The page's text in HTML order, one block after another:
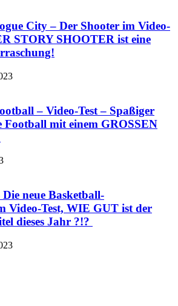
City – Der Shooter im Video-
STORY SHOOTER ist eine
– Video-Test – Spaßiger
Football mit einem GROSSEN
neue Basketball-
Video-Test, WIE GUT ist der
dieses Jahr ?!?